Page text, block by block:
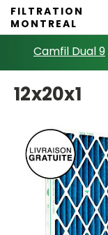
Camfil Dual 9
FILTRATION
MONTREAL
12x20x1